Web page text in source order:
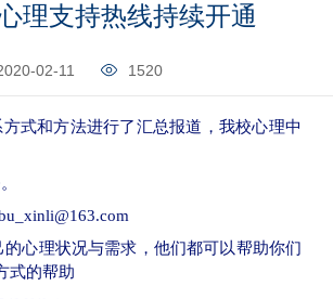
理支持热线持续开通
02-11 1520
式和方法进行了汇总报道，我校心理中
心理状况与需求，他们都可以帮助你们
式的帮助